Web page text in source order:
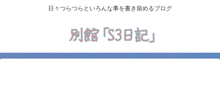
日々つらつらといろんな事を書き留めるブログ